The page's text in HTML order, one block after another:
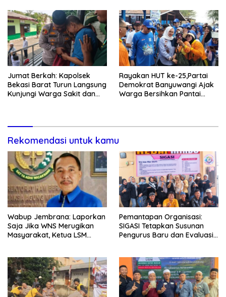
Jumat Berkah: Kapolsek
Bekasi Barat Turun Langsung
Kunjungi Warga Sakit dan
Rayakan HUT ke-25,Partai
Demokrat Banyuwangi Ajak
Warga Bersihkan Pantai
Rekomendasi untuk kamu
Wabup Jembrana: Laporkan
Saja Jika WNS Merugikan
Masyarakat, Ketua LSM
Anggota Kelompok Ahli
Pemkab
Pemantapan Organisasi:
SIGASI Tetapkan Susunan
Pengurus Baru dan Evaluasi